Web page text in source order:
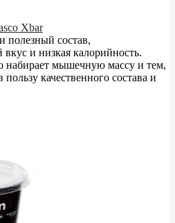
Xbar
полезный состав,
и низкая калорийность.
набирает мышечную массу и тем,
качественного состава и